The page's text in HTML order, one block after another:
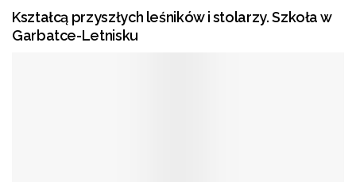
Kształcą przyszłych leśników i stolarzy. Szkoła w
Garbatce-Letnisku